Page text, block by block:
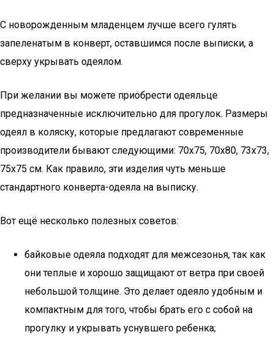
С новорожденным младенцем лучше всего гулять
запеленатым в конверт, оставшимся после выписки, а
сверху укрывать одеялом.
При желании вы можете приобрести одеяльце
предназначенные исключительно для прогулок. Размеры
одеял в коляску, которые предлагают современные
производители бывают следующими: 70х75, 70х80, 73х73,
75х75 см. Как правило, эти изделия чуть меньше
стандартного конверта-одеяла на выписку.
Вот ещё несколько полезных советов:
байковые одеяла подходят для межсезонья, так как
они теплые и хорошо защищают от ветра при своей
небольшой толщине. Это делает одеяло удобным и
компактным для того, чтобы брать его с собой на
прогулку и укрывать уснувшего ребенка;